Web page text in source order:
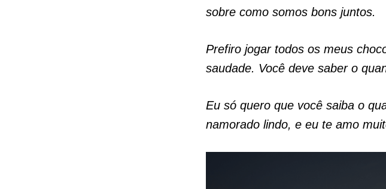
sobre como somos bons juntos.
Prefiro jogar todos os meus
saudade. Você deve saber o
Eu só quero que você saiba o
namorado lindo, e eu te amo